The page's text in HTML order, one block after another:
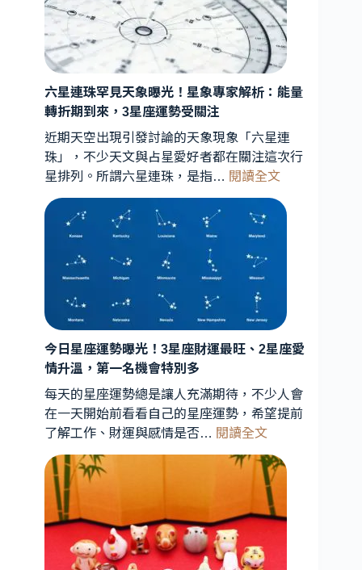
六星連珠罕見天象曝光！星象專家解析：能量
轉折期到來，3星座運勢受關注
近期天空出現引發討論的天象現象「六星連
珠」，不少天文與占星愛好者都在關注這次行
星排列。所謂六星連珠，是指… 閱讀全文:
星
象
曝
象
專
解
量
今日星座運勢曝光！3星座財運最旺、2星座愛
情升溫，第一名機會特別多
每天的星座運勢總是讓人充滿期待，不少人會
在一天開始前看看自己的星座運勢，希望提前
了解工作、財運與感情是否… 閱讀全文:
日
星
座
運